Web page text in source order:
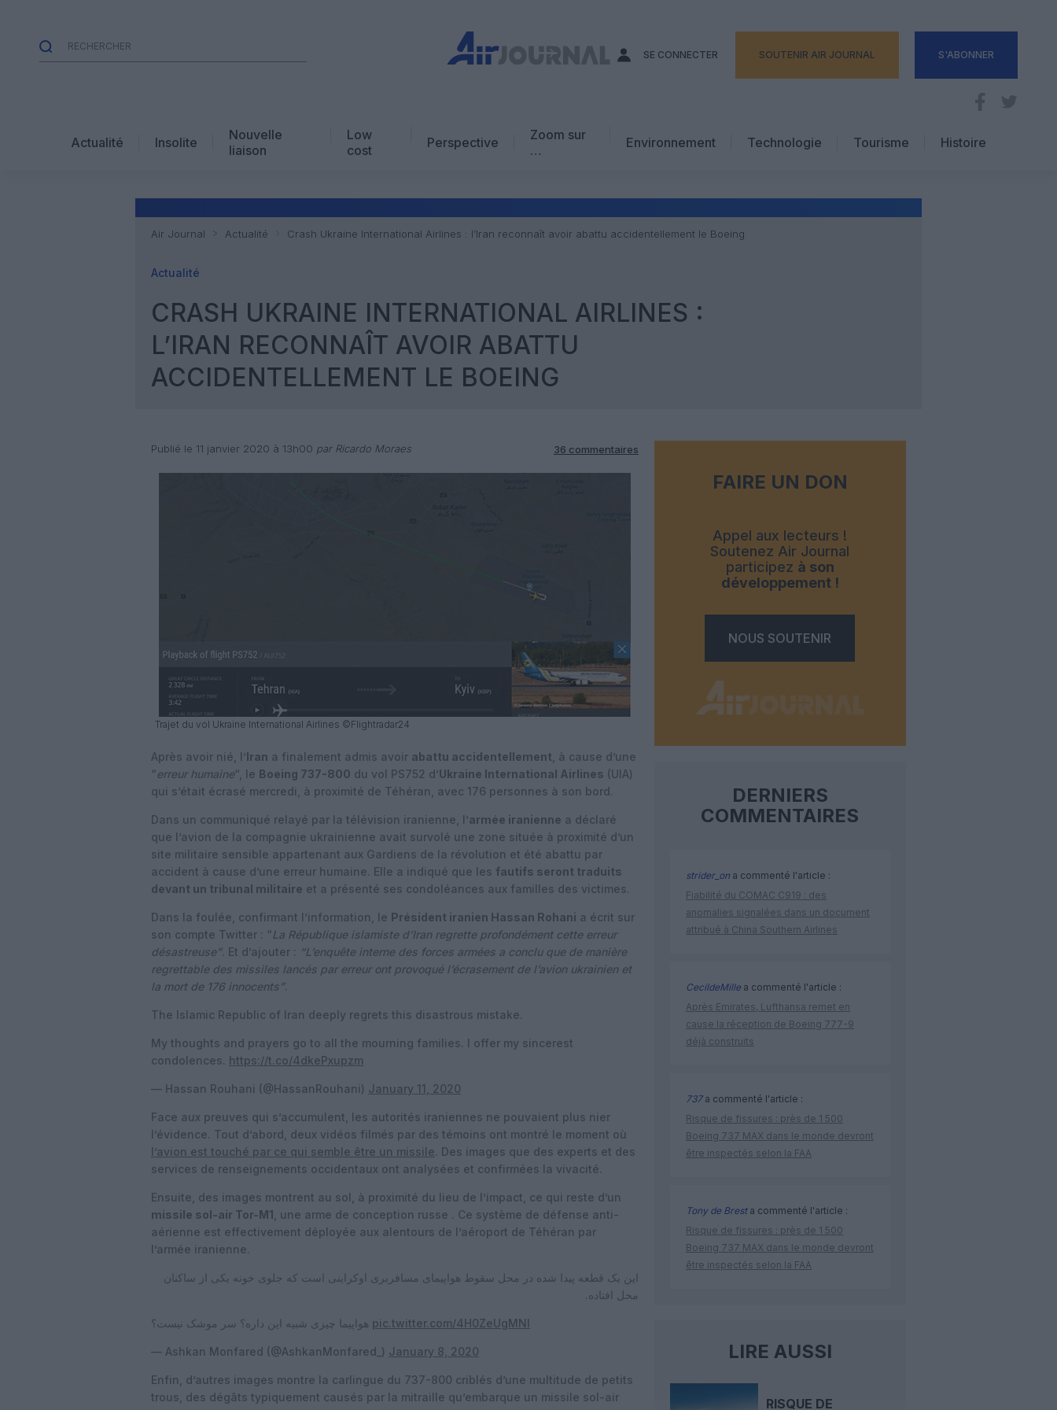
SE CONNECTER SOUTENIR AIR JOURNAL S'ABONNER
Actualité Insolite
Nouvelle
liaison
Low
cost
Perspective
Zoom sur
…
Avis d’expert
Environnement Technologie
Tourisme
Hôtellerie
Histoire
Air Journal Actualité Crash Ukraine International Airlines : l’Iran reconnaît avoir abattu accidentellement le Boeing
Actualité
CRASH UKRAINE INTERNATIONAL AIRLINES :
L’IRAN RECONNAÎT AVOIR ABATTU
ACCIDENTELLEMENT LE BOEING
Publié le 11 janvier 2020 à 13h00 par Ricardo Moraes 36 commentaires
Trajet du vol Ukraine International Airlines ©Flightradar24
Après avoir nié, l’Iran a finalement admis avoir abattu accidentellement , à cause d’une
“erreur humaine“, le Boeing 737-800 du vol PS752 d’Ukraine International Airlines (UIA)
qui s’était écrasé mercredi, à proximité de Téhéran, avec 176 personnes à son bord.
Dans un communiqué relayé par la télévision iranienne, l’armée iranienne a déclaré
que l’avion de la compagnie ukrainienne avait survolé une zone située à proximité d’un
site militaire sensible appartenant aux Gardiens de la révolution et été abattu par
accident à cause d’une erreur humaine. Elle a indiqué que les fautifs seront traduits
devant un tribunal militaire et a présenté ses condoléances aux familles des victimes.
Dans la foulée, confirmant l’information, le Président iranien Hassan Rohani a écrit sur
son compte Twitter : “La République islamiste d’Iran regrette profondément cette erreur
désastreuse”. Et d’ajouter : “L’enquête interne des forces armées a conclu que de manière
regrettable des missiles lancés par erreur ont provoqué l’écrasement de l’avion ukrainien et
la mort de 176 innocents”.
The Islamic Republic of Iran deeply regrets this disastrous mistake.
My thoughts and prayers go to all the mourning families. I offer my sincerest
condolences. https://t.co/4dkePxupzm
— Hassan Rouhani (@HassanRouhani) January 11, 2020
Face aux preuves qui s’accumulent, les autorités iraniennes ne pouvaient plus nier
l’évidence. Tout d’abord, deux vidéos filmés par des témoins ont montré le moment où
l’avion est touché par ce qui semble être un missile. Des images que des experts et des
services de renseignements occidentaux ont analysées et confirmées la vivacité.
Ensuite, des images montrent au sol, à proximité du lieu de l’impact, ce qui reste d’un
missile sol-air Tor-M1 , une arme de conception russe . Ce système de défense anti-
aérienne est effectivement déployée aux alentours de l’aéroport de Téhéran par
l’armée iranienne.
این یک قطعه پیدا شده در محل سقوط هواپیمای مسافربری اوکراینی است که جلوی خونه یکی از ساکنان
محل افتاده.
pic.twitter.com/4H0ZeUgMNl
— Ashkan Monfared (@AshkanMonfared_) January 8, 2020
Enfin, d’autres images montre la carlingue du 737-800 criblés d’une multitude de petits
trous, des dégâts typiquement causés par la mitraille qu’embarque un missile sol-air
FAIRE UN DON
Appel aux lecteurs !
Soutenez Air Journal
participez à son
développement !
NOUS SOUTENIR
DERNIERS
COMMENTAIRES
strider_on a commenté l'article :
Fiabilité du COMAC C919 : des
anomalies signalées dans un document
attribué à China Southern Airlines
CecildeMillea commenté l'article :
Après Emirates, Lufthansa remet en
cause la réception de Boeing 777-9
déjà construits
737a commenté l'article :
Risque de fissures : près de 1 500
Boeing 737 MAX dans le monde devront
être inspectés selon la FAA
Tony de Bresta commenté l'article :
Risque de fissures : près de 1 500
Boeing 737 MAX dans le monde devront
être inspectés selon la FAA
LIRE AUSSI
RISQUE DE